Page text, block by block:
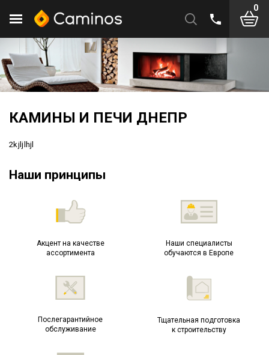
0
КАМИНЫ И ПЕЧИ ДНЕПР
2kjljlhjl
Наши принципы
Акцент на качестве
ассортимента
Наши специалисты
обучаются в Европе
Послегарантийное
обслуживание
Тщательная подготовка
к строительству